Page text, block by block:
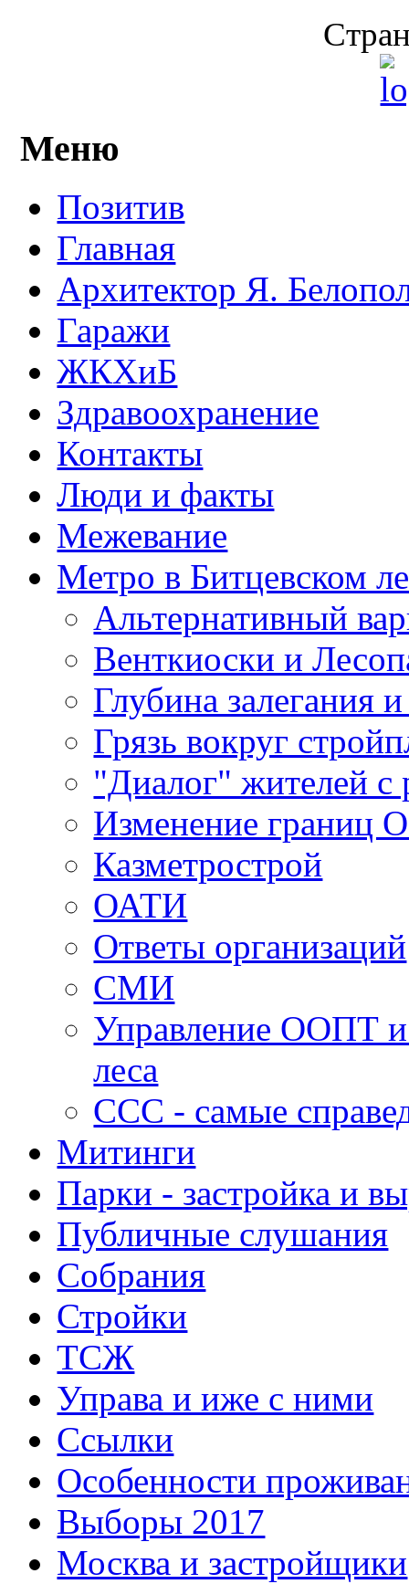
Меню
Позитив
Главная
Архитектор Я.
Гаражи
ЖКХиБ
Здравоохранение
Контакты
Люди и факты
Межевание
Метро в Битцевском
Альтернативный
Венткиоски и
Глубина залегания
Грязь вокруг
"Диалог" жителей с
Изменение границ
Казметрострой
ОАТИ
Ответы организаций
СМИ
Управление ООПТ и
леса
ССС - самые
Митинги
Парки - застройка и
Публичные слушания
Собрания
Стройки
ТСЖ
Управа и иже с ними
Ссылки
Особенности
Выборы 2017
Москва и застройщики